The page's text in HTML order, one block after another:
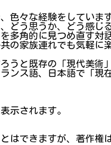
色々な経験をしています
どう思うか、どう感
多角的に見つめ直す
の家族連れでも気軽に
うと既存の「現代美
ンス語、日本語で「現
示されます。
はできますが、著作権